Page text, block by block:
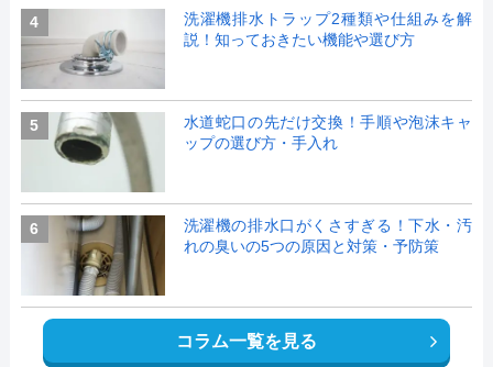
4
洗濯機排水トラップ2種類や仕組みを解
説！知っておきたい機能や選び方
5
水道蛇口の先だけ交換！手順や泡沫キャ
ップの選び方・手入れ
6
洗濯機の排水口がくさすぎる！下水・汚
れの臭いの5つの原因と対策・予防策
コラム一覧を見る